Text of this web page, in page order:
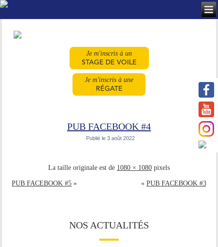
Je m'inscris à un
STAGE DE VOILE
Je m'inscris à une
RÉGATE
PUB FACEBOOK #4
Publié le 3 août 2022
La taille originale est de 1080 × 1080 pixels
PUB FACEBOOK #5 » « PUB FACEBOOK #3
NOS ACTUALITÉS